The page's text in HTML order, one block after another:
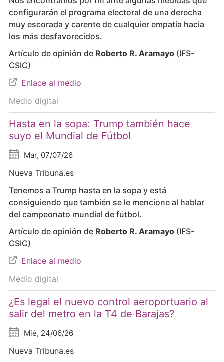
configurarán el programa electoral de una derecha
muy escorada y carente de cualquier empatía hacia
los más desfavorecidos.
Artículo de opinión de Roberto R. Aramayo(IFS-
CSIC)
Enlace al medio
Medio digital
Hasta en la sopa: Trump también hace
suyo el Mundial de Fútbol
Mar, 07/07/26
Nueva Tribuna.es
Tenemos a Trump hasta en la sopa y está
consiguiendo que también se le mencione al hablar
del campeonato mundial de fútbol.
Artículo de opinión de Roberto R. Aramayo(IFS-
CSIC)
Enlace al medio
Medio digital
¿Es legal el nuevo control aeroportuario al
salir del metro en la T4 de Barajas?
Mié, 24/06/26
Nueva Tribuna.es